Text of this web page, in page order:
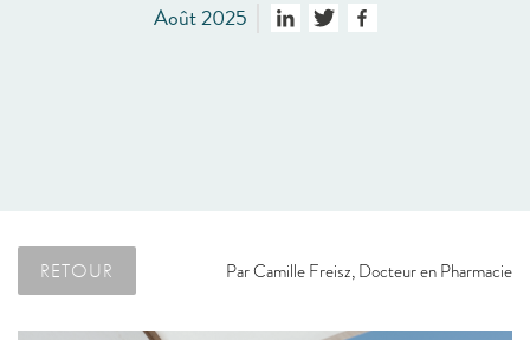
Août 2025
RETOUR ParCamille Freisz, Docteur en Pharmacie